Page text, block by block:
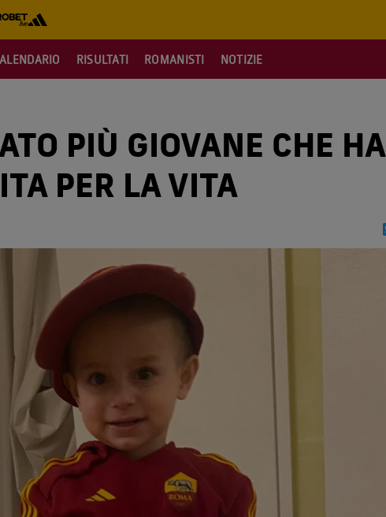
RISULTATI ROMANISTI NOTIZIE
PIÙ GIOVANE CHE HA
PER LA VITA